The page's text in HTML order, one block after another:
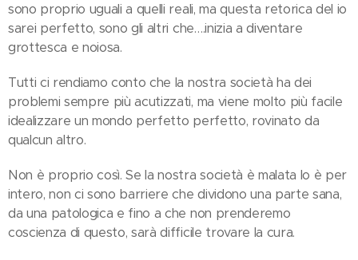
sono proprio uguali a quelli reali, ma questa retorica del io
sarei perfetto, sono gli altri che….inizia a diventare
grottesca e noiosa.
Tutti ci rendiamo conto che la nostra società ha dei
problemi sempre più acutizzati, ma viene molto più facile
idealizzare un mondo perfetto perfetto, rovinato da
qualcun altro.
Non è proprio così. Se la nostra società è malata lo è per
intero, non ci sono barriere che dividono una parte sana,
da una patologica e fino a che non prenderemo
coscienza di questo, sarà difficile trovare la cura.